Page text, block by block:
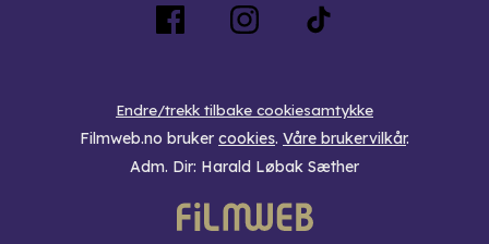
Endre/trekk tilbake cookiesamtykke
Filmweb.no bruker cookies. Våre brukervilkår.
Adm. Dir: Harald Løbak Sæther